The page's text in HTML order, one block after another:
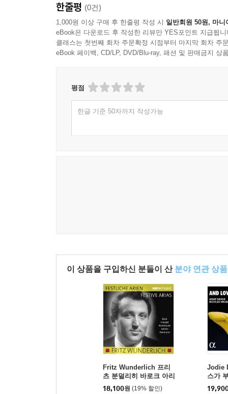
한줄평 (0건)
1,000원 이상 구매 후 한줄평 작성 시 일반회원 50원, 마니
eBook은 다운로드 후 작성한 리뷰만 YES포인트 지급됩니
클래스는 첫번째 회차 주문확정 시점부터 마지막 회차 주
eBook 페이백, CD/LP, DVD/Blu-ray, 패션 및 판매금지 상
평점
한글 기준 50자까지 작성가능
이 상품을 구입하신 분들이 산 분야 연관 상품
Fritz Wunderlich 프리
츠 분덜리히 바로크 아리
아 모음집 - 바흐 / 헨델 /
18,100원 (19% 할인)
Jodie
스가
(And